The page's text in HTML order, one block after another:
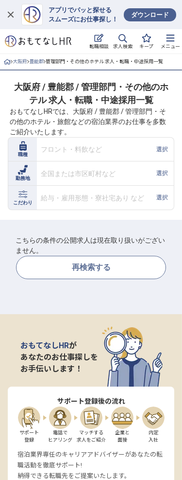
アプリでパッと探せる
スムーズにお仕事探し！
ダウンロード
転職相談 求人検索 キープ メニュー
ログイン
求人・施設を探す
就職・転職 合同説明会
おもてなしHRについて
ご利用の流れ
よくある質問
ホテル・宿泊業界情報コラム
大阪府 豊能郡 管理部門・その他のホテル 求人・転職・中途採用一覧
大阪府 / 豊能郡 / 管理部門・その他のホ
テル 求人・転職・中途採用一覧
おもてなしHRでは、大阪府 / 豊能郡 / 管理部門・そ
の他のホテル・旅館などの宿泊業界のお仕事を多数
ご紹介いたします。
職種
フロント・料飲など 選択
勤務地
全国または市区町村など 選択
こだわり
給与・雇用形態・寮社宅あり など 選択
こちらの条件の公開求人は現在取り扱いがござい
ません。
再検索する
おもてなしHRが
あなたのお仕事探しを
お手伝いします！
サポート登録後の流れ
サポート
登録
電話で
ヒアリング
マッチする
求人をご紹介
企業と
面接
内定
入社
宿泊業界専任のキャリアアドバイザーがあなたの転
職活動を徹底サポート!
納得できる転職先をご提案いたします。